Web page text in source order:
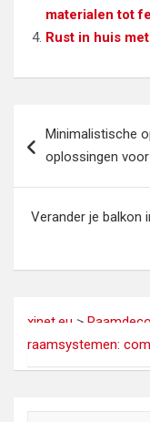
materialen tot
Rust in huis
navigatie
Minimalistische
oplossingen
Verander je balkon
xinet.eu >
raamsystemen: